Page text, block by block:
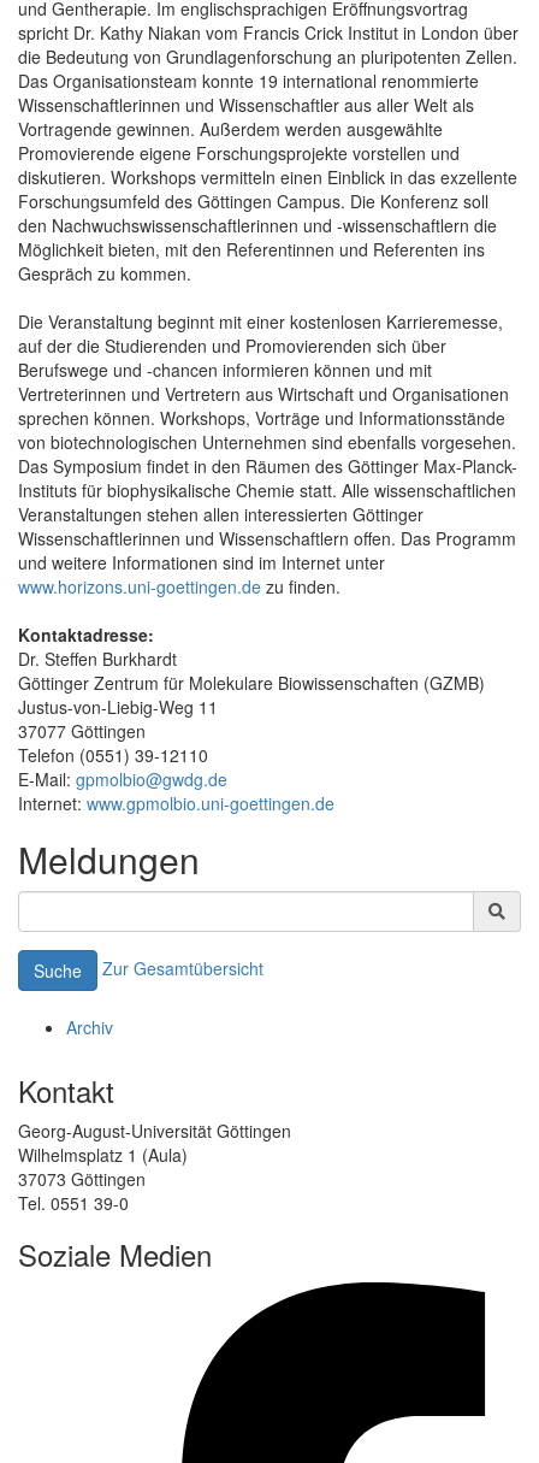
und Gentherapie. Im englischsprachigen Eröffnungsvortrag
spricht Dr. Kathy Niakan vom Francis Crick Institut in London über
die Bedeutung von Grundlagenforschung an pluripotenten Zellen.
Das Organisationsteam konnte 19 international renommierte
Wissenschaftlerinnen und Wissenschaftler aus aller Welt als
Vortragende gewinnen. Außerdem werden ausgewählte
Promovierende eigene Forschungsprojekte vorstellen und
diskutieren. Workshops vermitteln einen Einblick in das exzellente
Forschungsumfeld des Göttingen Campus. Die Konferenz soll
den Nachwuchswissenschaftlerinnen und -wissenschaftlern die
Möglichkeit bieten, mit den Referentinnen und Referenten ins
Gespräch zu kommen.
Die Veranstaltung beginnt mit einer kostenlosen Karrieremesse,
auf der die Studierenden und Promovierenden sich über
Berufswege und -chancen informieren können und mit
Vertreterinnen und Vertretern aus Wirtschaft und Organisationen
sprechen können. Workshops, Vorträge und Informationsstände
von biotechnologischen Unternehmen sind ebenfalls vorgesehen.
Das Symposium findet in den Räumen des Göttinger Max-Planck-
Instituts für biophysikalische Chemie statt. Alle wissenschaftlichen
Veranstaltungen stehen allen interessierten Göttinger
Wissenschaftlerinnen und Wissenschaftlern offen. Das Programm
und weitere Informationen sind im Internet unter
www.horizons.uni-goettingen.de zu finden.
Kontaktadresse:
Dr. Steffen Burkhardt
Göttinger Zentrum für Molekulare Biowissenschaften (GZMB)
Justus-von-Liebig-Weg 11
37077 Göttingen
Telefon (0551) 39-12110
E-Mail: gpmolbio@gwdg.de
Internet: www.gpmolbio.uni-goettingen.de
Meldungen
Suche Zur Gesamtübersicht
Archiv
Kontakt
Georg-August-Universität Göttingen
Wilhelmsplatz 1 (Aula)
37073 Göttingen
Tel. 0551 39-0
Soziale Medien